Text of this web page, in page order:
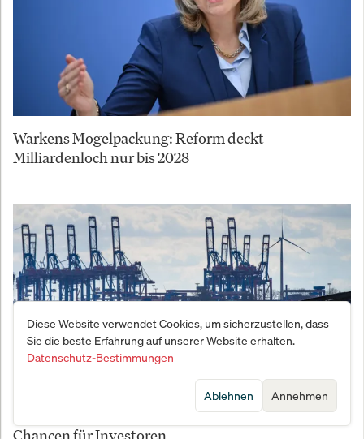
Warkens Mogelpackung: Reform deckt
Milliardenloch nur bis 2028
Wirtschaftsaufschwung in Deutschland: Neue
Chancen für Investoren
Diese Website verwendet Cookies, um sicherzustellen, dass
Sie die beste Erfahrung auf unserer Website erhalten.
Datenschutz-Bestimmungen
Annehmen
Ablehnen